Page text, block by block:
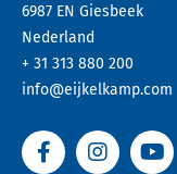
6987 EN Giesbeek
Nederland
+ 31 313 880 200
info@eijkelkamp.com